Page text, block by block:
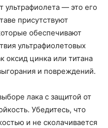
ультрафиолета — это его
присутствуют
обеспечивают
ультрафиолетовых
оксид цинка или титана
и повреждений.
лака с защитой от
Убедитесь, что
и не сколачивается